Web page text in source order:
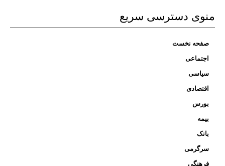
منوی دسترسی سریع
صفحه نخست
اجتماعی
سیاسی
اقتصادی
بورس
بیمه
بانک
سرگرمی
فرهنگی